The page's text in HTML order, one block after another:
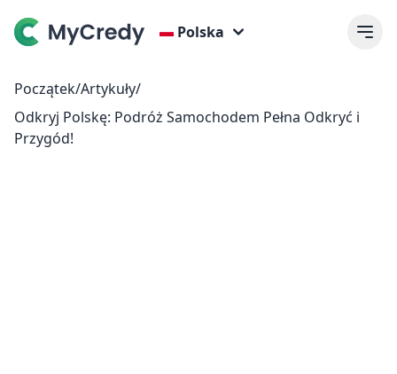
Polska
Początek/Artykuły/
Odkryj Polskę: Podróż Samochodem Pełna Odkryć i
Przygód!